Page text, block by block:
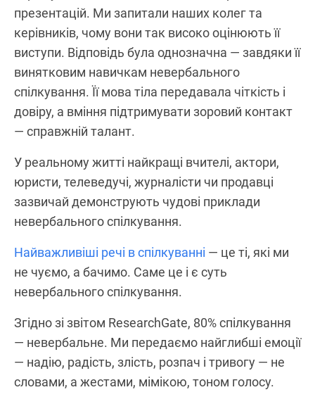
презентацій. Ми запитали наших колег та
керівників, чому вони так високо оцінюють її
виступи. Відповідь була однозначна — завдяки її
винятковим навичкам невербального
спілкування. Її мова тіла передавала чіткість і
довіру, а вміння підтримувати зоровий контакт
— справжній талант.
У реальному житті найкращі вчителі, актори,
юристи, телеведучі, журналісти чи продавці
зазвичай демонструють чудові приклади
невербального спілкування.
Найважливіші речі в спілкуванні — це ті, які ми
не чуємо, а бачимо. Саме це і є суть
невербального спілкування.
Згідно зі звітом ResearchGate, 80% спілкування
— невербальне. Ми передаємо найглибші емоції
— надію, радість, злість, розпач і тривогу — не
словами, а жестами, мімікою, тоном голосу.